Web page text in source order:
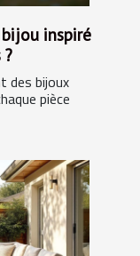
inspiré
des bijoux
pièce